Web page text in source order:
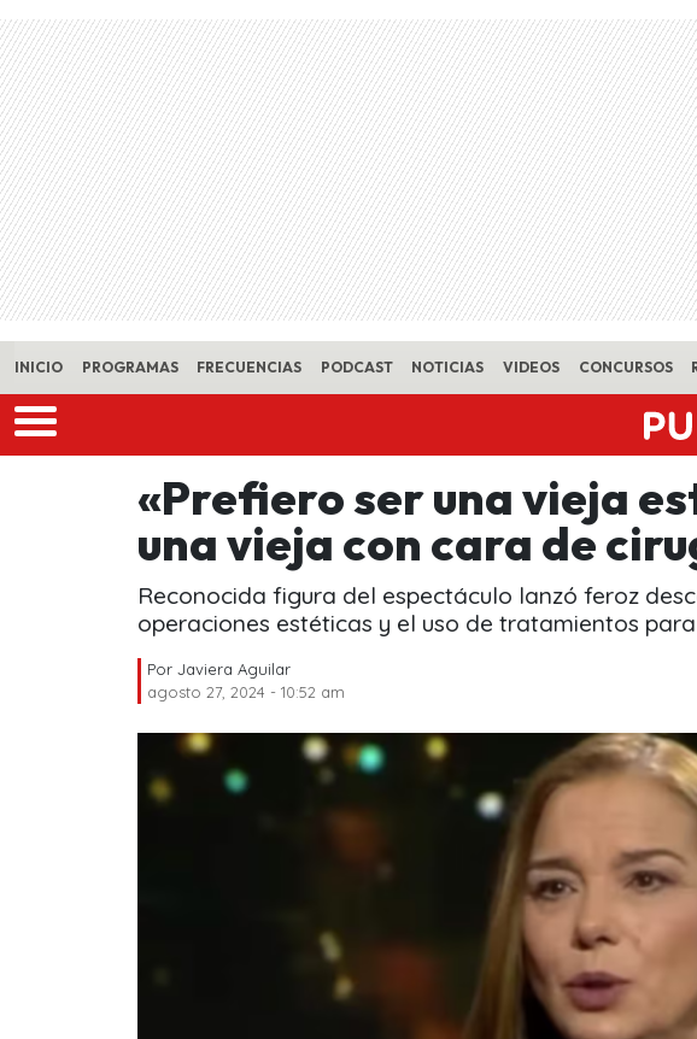
Skip to main content
INICIO PROGRAMAS FRECUENCIAS PODCAST NOTICIAS VIDEOS CONCURSOS
«Prefiero ser una vieja
una vieja con cara de
Reconocida figura del espectáculo lanzó feroz
operaciones estéticas y el uso de tratamientos
Por Javiera Aguilar
agosto 27, 2024 - 10:52 am